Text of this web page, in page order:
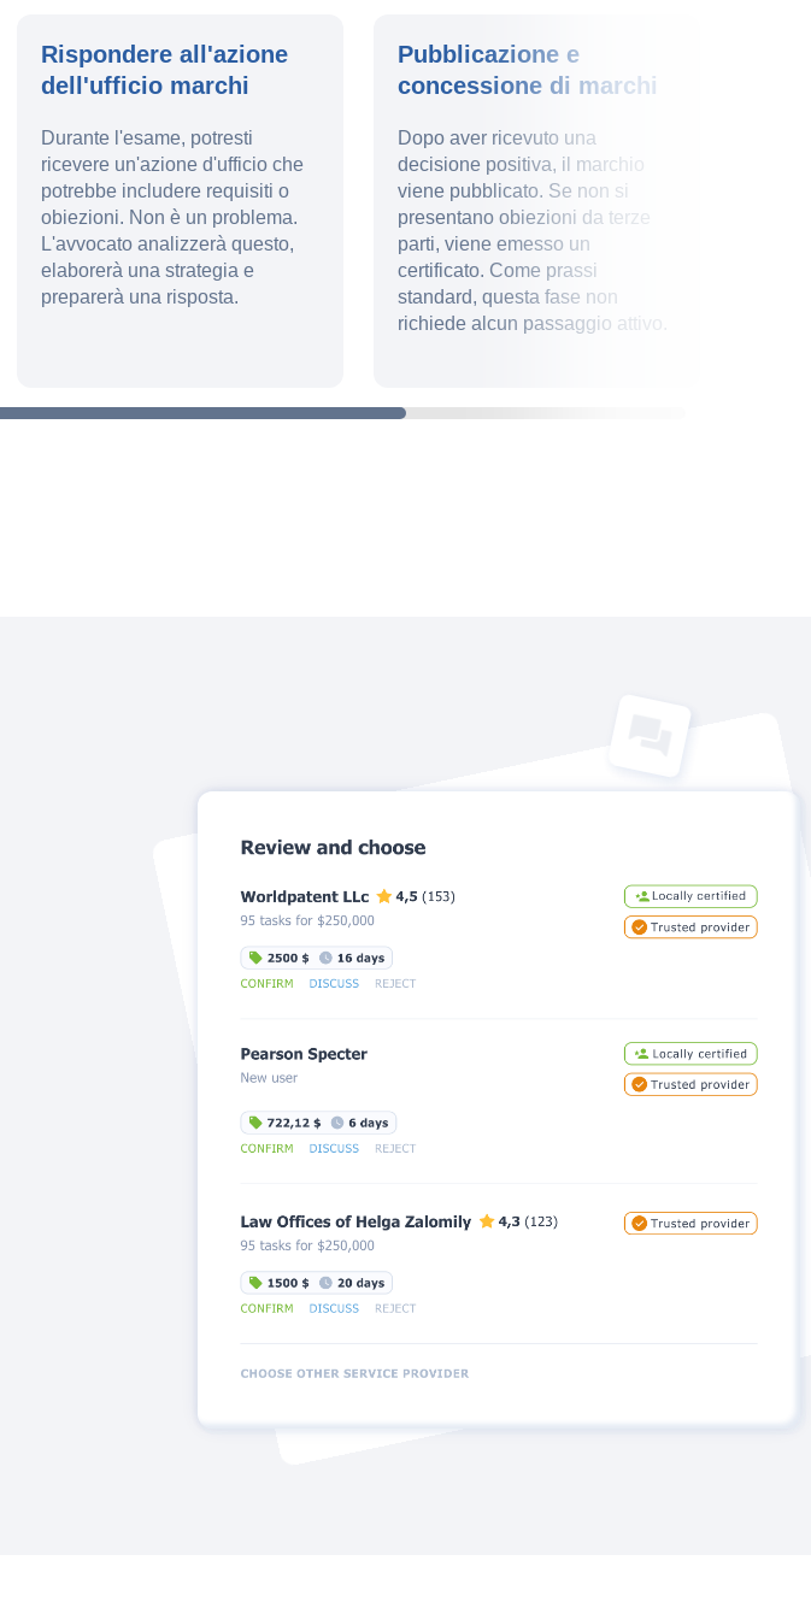
Rispondere all'azione
dell'ufficio marchi
Durante l'esame, potresti
ricevere un'azione d'ufficio che
potrebbe includere requisiti o
obiezioni. Non è un problema.
L'avvocato analizzerà questo,
elaborerà una strategia e
preparerà una risposta.
Pubblicazione e
concessione di marchi
Dopo aver ricevuto una
decisione positiva, il marchio
viene pubblicato. Se non si
presentano obiezioni da terze
parti, viene emesso un
certificato. Come prassi
standard, questa fase non
richiede alcun passaggio attivo.